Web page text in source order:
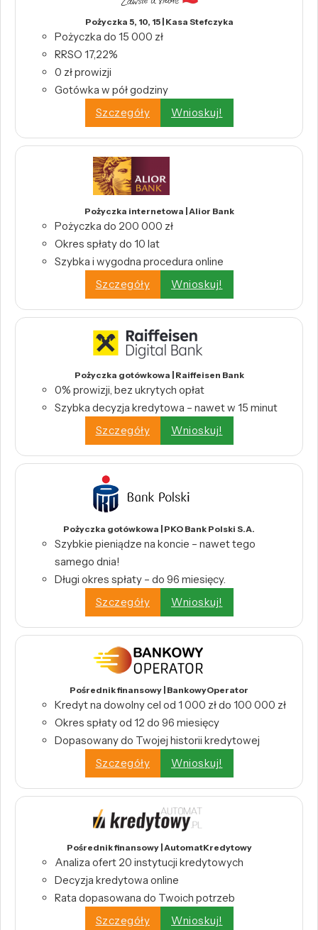
Pożyczka 5, 10, 15 | Kasa Stefczyka
Pożyczka do 15 000 zł
RRSO 17,22%
0 zł prowizji
Gotówka w pół godziny
Szczegóły
Wnioskuj!
Pożyczka internetowa | Alior Bank
Pożyczka do 200 000 zł
Okres spłaty do 10 lat
Szybka i wygodna procedura online
Szczegóły
Wnioskuj!
Pożyczka gotówkowa | Raiffeisen Bank
0% prowizji, bez ukrytych opłat
Szybka decyzja kredytowa – nawet w 15 minut
Szczegóły
Wnioskuj!
Pożyczka gotówkowa | PKO Bank Polski S.A.
Szybkie pieniądze na koncie – nawet tego
samego dnia!
Długi okres spłaty – do 96 miesięcy.
Szczegóły
Wnioskuj!
Pośrednik finansowy | BankowyOperator
Kredyt na dowolny cel od 1 000 zł do 100 000 zł
Okres spłaty od 12 do 96 miesięcy
Dopasowany do Twojej historii kredytowej
Szczegóły
Wnioskuj!
Pośrednik finansowy | AutomatKredytowy
Analiza ofert 20 instytucji kredytowych
Decyzja kredytowa online
Rata dopasowana do Twoich potrzeb
Szczegóły
Wnioskuj!